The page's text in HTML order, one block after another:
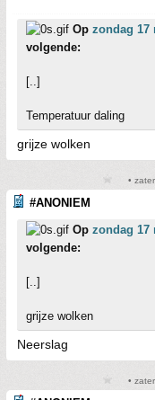
Op zondag 17
volgende:
[..]
Temperatuur daling
grijze wolken
•
#ANONIEM
Op zondag 17
volgende:
[..]
grijze wolken
Neerslag
•